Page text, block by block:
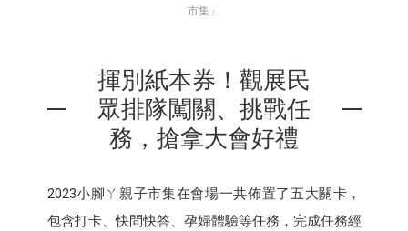
市集」
揮別紙本券！觀展民
眾排隊闖關、挑戰任
務，搶拿大會好禮
2023小腳ㄚ親子市集在會場一共佈置了五大關卡，
包含打卡、快問快答、孕婦體驗等任務，完成任務經